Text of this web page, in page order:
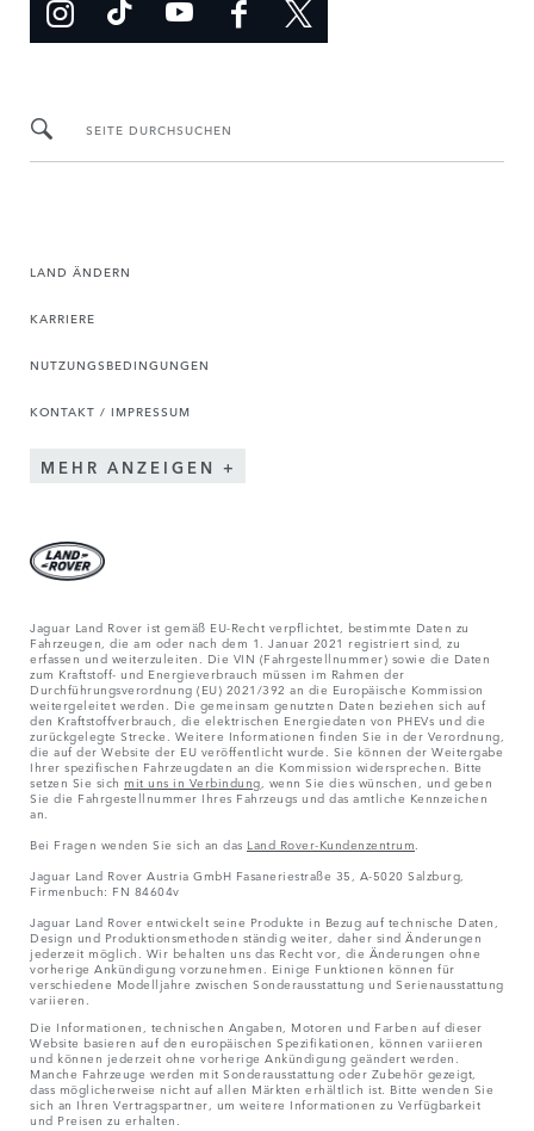
SEITE DURCHSUCHEN
LAND ÄNDERN
KARRIERE
NUTZUNGSBEDINGUNGEN
KONTAKT / IMPRESSUM
MEHR ANZEIGEN
Jaguar Land Rover ist gemäß EU-Recht verpflichtet, bestimmte Daten zu
Fahrzeugen, die am oder nach dem 1. Januar 2021 registriert sind, zu
erfassen und weiterzuleiten. Die VIN (Fahrgestellnummer) sowie die Daten
zum Kraftstoff- und Energieverbrauch müssen im Rahmen der
Durchführungsverordnung (EU) 2021/392 an die Europäische Kommission
weitergeleitet werden. Die gemeinsam genutzten Daten beziehen sich auf
den Kraftstoffverbrauch, die elektrischen Energiedaten von PHEVs und die
zurückgelegte Strecke. Weitere Informationen finden Sie in der Verordnung,
die auf der Website der EU veröffentlicht wurde. Sie können der Weitergabe
Ihrer spezifischen Fahrzeugdaten an die Kommission widersprechen. Bitte
setzen Sie sich mit uns in Verbindung, wenn Sie dies wünschen, und geben
Sie die Fahrgestellnummer Ihres Fahrzeugs und das amtliche Kennzeichen
an.
Bei Fragen wenden Sie sich an das Land Rover-Kundenzentrum.
Jaguar Land Rover Austria GmbH Fasaneriestraße 35, A-5020 Salzburg,
Firmenbuch: FN 84604v
Jaguar Land Rover entwickelt seine Produkte in Bezug auf technische Daten,
Design und Produktionsmethoden ständig weiter, daher sind Änderungen
jederzeit möglich. Wir behalten uns das Recht vor, die Änderungen ohne
vorherige Ankündigung vorzunehmen. Einige Funktionen können für
verschiedene Modelljahre zwischen Sonderausstattung und Serienausstattung
variieren.
Die Informationen, technischen Angaben, Motoren und Farben auf dieser
Website basieren auf den europäischen Spezifikationen, können variieren
und können jederzeit ohne vorherige Ankündigung geändert werden.
Manche Fahrzeuge werden mit Sonderausstattung oder Zubehör gezeigt,
dass möglicherweise nicht auf allen Märkten erhältlich ist. Bitte wenden Sie
sich an Ihren Vertragspartner, um weitere Informationen zu Verfügbarkeit
und Preisen zu erhalten.